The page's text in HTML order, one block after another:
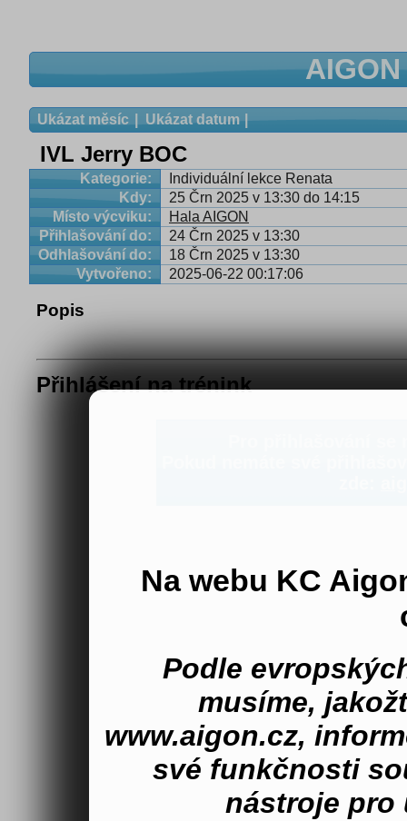
Na webu KC
Podle
musíme,
www.aigon.cz,
své funkčnosti
nástroje pro
Ukázat měsíc Ukázat datum
IVL Jerry BOC
Kategorie:
Individuální lekce Renata
Kdy:
25 Črn 2025 v 13:30 do 14:15
Místo výcviku:
Hala AIGON
Přihlašování do:
24 Črn 2025 v 13:30
Odhlašování do:
18 Črn 2025 v 13:30
Vytvořeno:
2025-06-22 00:17:06
Popis
Přihlášení na trénink